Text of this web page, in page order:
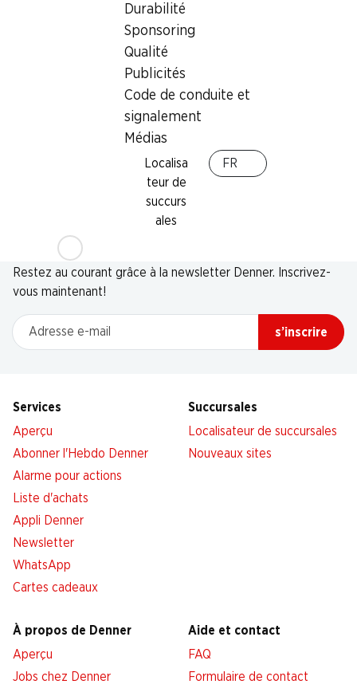
Durabilité
Sponsoring
Qualité
Publicités
Code de conduite et
signalement
Médias
Localisa
teur de
succurs
ales
FR
Newsletter
Restez au courant grâce à la newsletter Denner. Inscrivez-
vous maintenant!
Adresse e-mail
s’inscrire
Services
Aperçu
Abonner l'Hebdo Denner
Alarme pour actions
Liste d'achats
Appli Denner
Newsletter
WhatsApp
Cartes cadeaux
Succursales
Localisateur de succursales
Nouveaux sites
À propos de Denner
Aperçu
Jobs chez Denner
Aide et contact
FAQ
Formulaire de contact